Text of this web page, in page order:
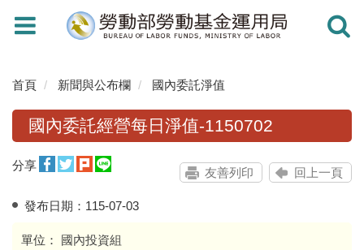
Toggle
navigation
Toggle
首頁 新聞與公布欄 國內委託淨值
國內委託經營每日淨值-1150702
分享
友善列印 回上一頁
發布日期： 115-07-03
單位：
國內投資組